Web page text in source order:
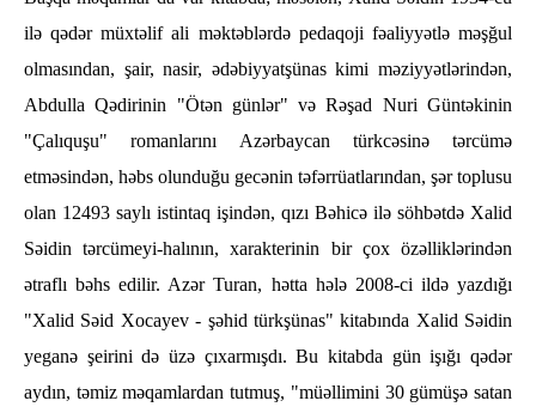
ilə qədər müxtəlif ali məktəblərdə pedaqoji fəaliyyətlə məşğul
olmasından, şair, nasir, ədəbiyyatşünas kimi məziyyətlərindən,
Abdulla Qədirinin "Ötən günlər" və Rəşad Nuri Güntəkinin
"Çalıquşu" romanlarını Azərbaycan türkcəsinə tərcümə
etməsindən, həbs olunduğu gecənin təfərrüatlarından, şər toplusu
olan 12493 saylı istintaq işindən, qızı Bəhicə ilə söhbətdə Xalid
Səidin tərcümeyi-halının, xarakterinin bir çox özəlliklərindən
ətraflı bəhs edilir. Azər Turan, hətta hələ 2008-ci ildə yazdığı
"Xalid Səid Xocayev - şəhid türkşünas" kitabında Xalid Səidin
yeganə şeirini də üzə çıxarmışdı. Bu kitabda gün işığı qədər
aydın, təmiz məqamlardan tutmuş, "müəllimini 30 gümüşə satan